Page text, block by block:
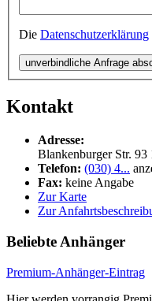
Die Datenschutzerklärung
unverbindliche Anfrage
Kontakt
Adresse:
Blankenburger Str. 93
Telefon: (030) 4...
Fax: keine Angabe
Zur Karte
Zur
Beliebte Anhänger
Premium-Anhänger-Eintrag